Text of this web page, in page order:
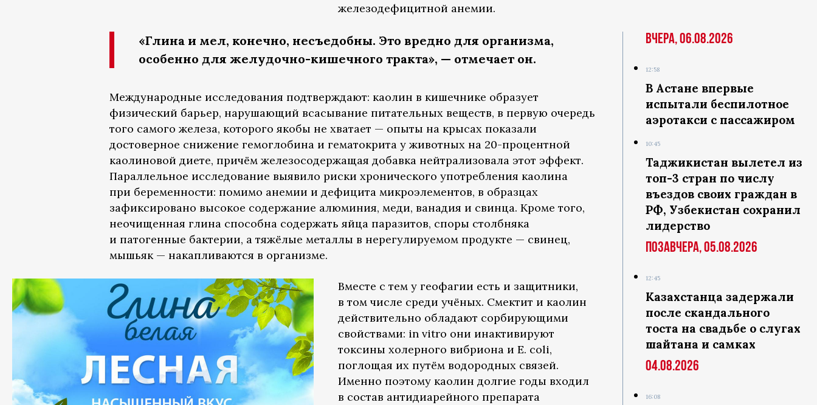
железодефицитной анемии.
Вчера, 06.08.2026
12:58
В Астане впервые
испытали беспилотное
аэротакси с пассажиром
10:45
Таджикистан вылетел из
топ-3 стран по числу
въездов своих граждан в
РФ, Узбекистан сохранил
лидерство
Позавчера, 05.08.2026
12:45
Казахстанца задержали
после скандального
тоста на свадьбе о слугах
шайтана и самках
04.08.2026
16:08
«Глина и мел, конечно, несъедобны. Это вредно для организма,
особенно для желудочно-кишечного тракта», — отмечает он.
Международные исследования подтверждают: каолин в кишечнике образует
физический барьер, нарушающий всасывание питательных веществ, в первую очередь
того самого железа, которого якобы не хватает — опыты на крысах показали
достоверное снижение гемоглобина и гематокрита у животных на 20-процентной
каолиновой диете, причём железосодержащая добавка нейтрализовала этот эффект.
Параллельное исследование выявило риски хронического употребления каолина
при беременности: помимо анемии и дефицита микроэлементов, в образцах
зафиксировано высокое содержание алюминия, меди, ванадия и свинца. Кроме того,
неочищенная глина способна содержать яйца паразитов, споры столбняка
и патогенные бактерии, а тяжёлые металлы в нерегулируемом продукте — свинец,
мышьяк — накапливаются в организме.
Вместе с тем у геофагии есть и защитники,
в том числе среди учёных. Смектит и каолин
действительно обладают сорбирующими
свойствами: in vitro они инактивируют
токсины холерного вибриона и E. coli,
поглощая их путём водородных связей.
Именно поэтому каолин долгие годы входил
в состав антидиарейного препарата